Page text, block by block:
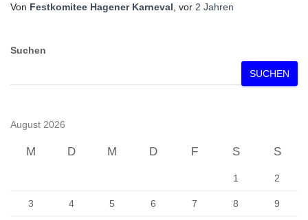
Von Festkomitee Hagener Karneval, vor 2 Jahren
Suchen
SUCHEN
August 2026
M D M D F S S
1 2
3 4 5 6 7 8 9